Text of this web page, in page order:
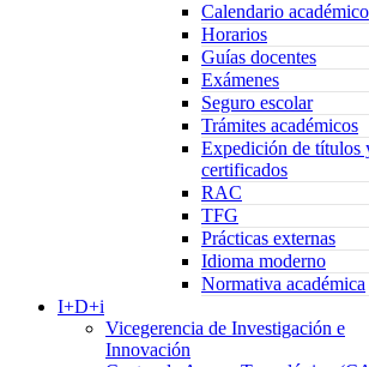
Calendario académico
Horarios
Guías docentes
Exámenes
Seguro escolar
Trámites académicos
Expedición de títulos
certificados
RAC
TFG
Prácticas externas
Idioma moderno
Normativa académica
I+D+i
Vicegerencia de Investigación e
Innovación